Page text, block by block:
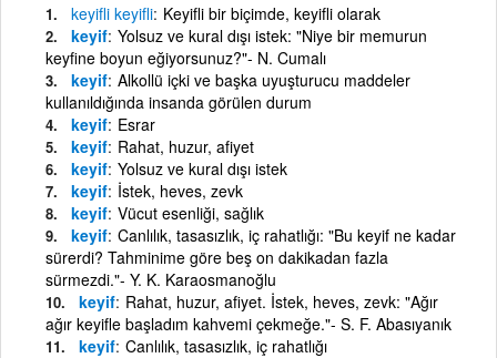
keyifli keyifli Keyifli bir biçimde, keyifli olarak
keyif Yolsuz ve kural dışı istek: "Niye bir memurun
keyfine boyun eğiyorsunuz?"- N. Cumalı
keyif Alkollü içki ve başka uyuşturucu maddeler
kullanıldığında insanda görülen durum
keyif Esrar
keyif Rahat, huzur, afiyet
keyif Yolsuz ve kural dışı istek
keyif İstek, heves, zevk
keyif Vücut esenliği, sağlık
keyif Canlılık, tasasızlık, iç rahatlığı: "Bu keyif ne kadar
sürerdi? Tahminime göre beş on dakikadan fazla
sürmezdi."- Y. K. Karaosmanoğlu
keyif Rahat, huzur, afiyet. İstek, heves, zevk: "Ağır
ağır keyifle başladım kahvemi çekmeğe."- S. F. Abasıyanık
keyif Canlılık, tasasızlık, iç rahatlığı